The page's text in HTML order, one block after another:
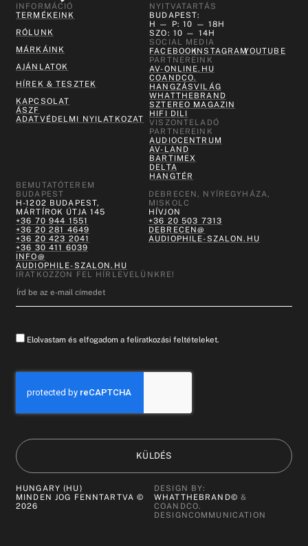
INFORMÁCIÓ
TERMÉKEINK
RÓLUNK
MÁRKÁINK
AJÁNLATOK
HÍREK & TESZTEK
KAPCSOLAT
ÁSZF
ADATVÉDELMI NYILATKOZAT
NYITVATARTÁS
BUDAPEST:
H — P: 10 — 18H
SZO: 10 — 14H
SOCIAL MEDIA
FACEBOOKINSTAGRAMYOUTUBE
PARTNEREINK
AV-ONLINE.HU
COANDCO.
HANGZÁSVILÁG
WHATTHEBRAND
SZTEREO MAGAZIN
HIFI DILI
VISZONTELADÓ
PARTNEREINK
AUDIOCENTRUM
AV-LAND
BARTIMEX
DELTA
HANGTÉR
BEMUTATÓTEREM
BUDAPEST
H-1202 BUDAPEST,
MÁRTÍROK ÚTJA 145
+36 70 944 1551
+36 20 281 4649
+36 20 423 2041
+36 30 411 6039
INFO@
AUDIOPHILE-SZALON.HU
DEBRECEN, NYÍREGYHÁZA,
MISKOLC
HÍVJON
+36 20 503 7313
DEBRECEN@
AUDIOPHILE-SZALON.HU
IRATKOZZON FEL HÍRLEVELÜNKRE!
Elolvastam és elfogadom a feliratkozási feltételeket.
KÜLDÉS
HUNGARY (HU)
MINDEN JOG FENNTARTVA ©
2026
DESIGN BY:
WHATTHEBRAND© &
COANDCO.
DESIGNCOMMUNICATION